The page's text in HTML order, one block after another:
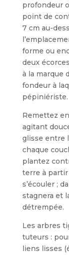
profondeur
point de
7 cm au-
forme ou
deux
à la marque
fondeur à
pépiniériste.
Remettez
agitant
glisse entre
chaque
plantez
terre à partir
s’écouler ;
stagnera et
détrem­pée.
Les arbres
tuteurs :
liens lisses